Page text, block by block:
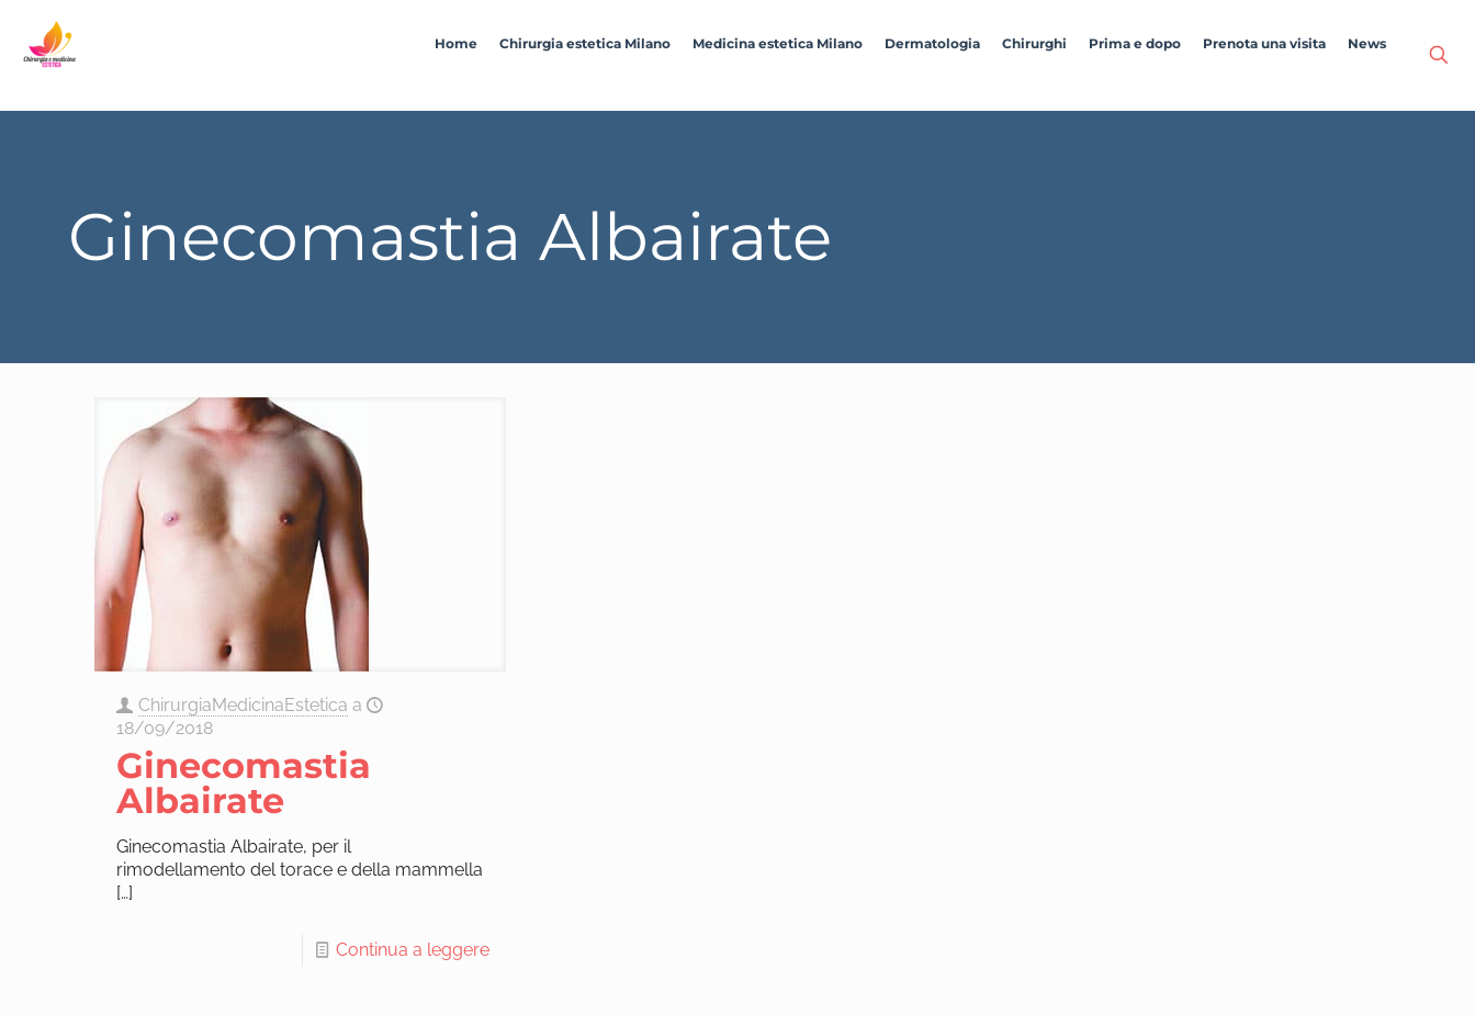
Home Chirurgia estetica Milano Medicina estetica Milano Dermatologia Chirurghi Prima e dopo Prenota una visita News
Ginecomastia Albairate
ChirurgiaMedicinaEstetica a
18/09/2018
Ginecomastia
Albairate
Ginecomastia Albairate, per il
rimodellamento del torace e della mammella
[…]
Continua a leggere